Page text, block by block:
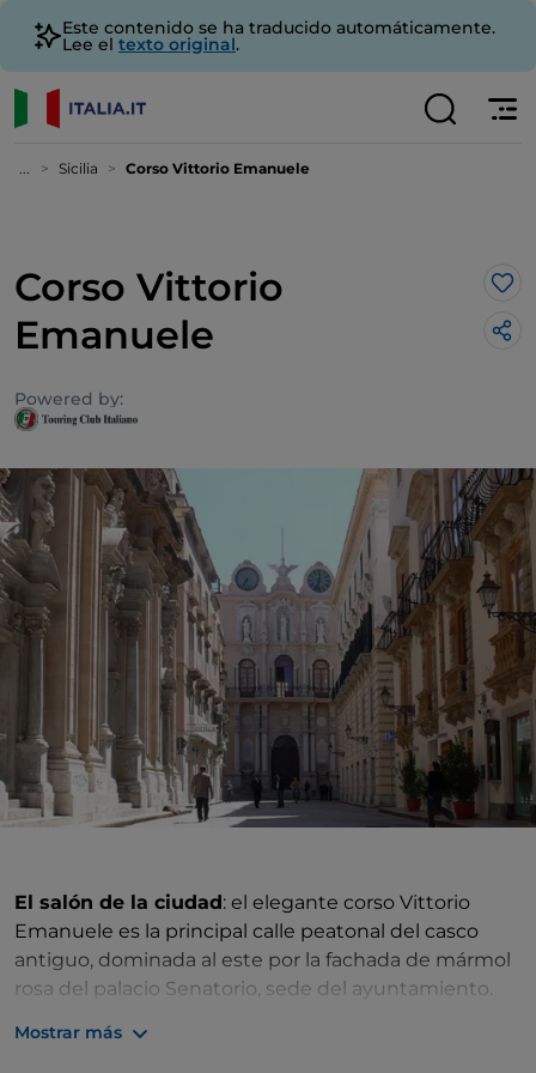
Este contenido se ha traducido automáticamente.
Lee el texto original.
... Sicilia Corso Vittorio Emanuele
Corso Vittorio
Emanuele
Me
Powered by:
El salón de la ciudad : el elegante corso Vittorio
Emanuele es la principal calle peatonal del casco
antiguo, dominada al este por la fachada de mármol
rosa del palacio Senatorio, sede del ayuntamiento.
Mostrar más